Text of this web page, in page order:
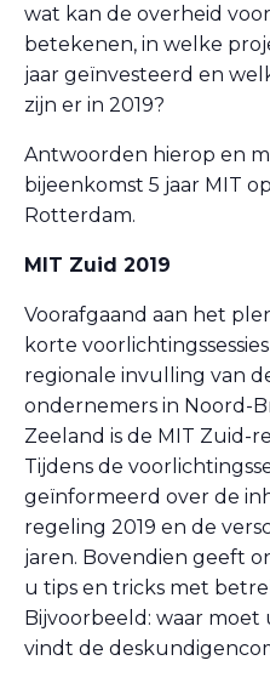
wat kan de overheid
betekenen, in welke
jaar geïnvesteerd en
zijn er in 2019?
Antwoorden hierop en
bijeenkomst 5 jaar MIT
Rotterdam.
MIT Zuid 2019
Voorafgaand aan het
korte
regionale invulling van
ondernemers in Noord-
Zeeland is de MIT Zuid-
Tijdens de
geïnformeerd over de
regeling 2019 en de
jaren. Bovendien geeft
u tips en tricks met
Bijvoorbeeld: waar
vindt de